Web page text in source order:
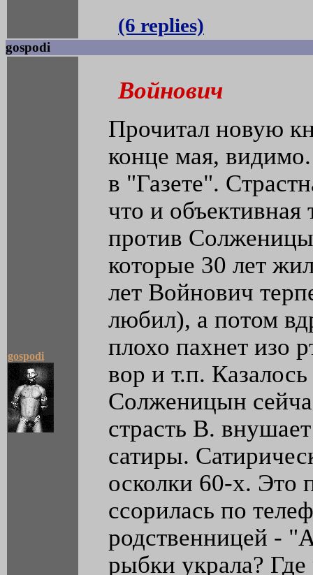
(6 replies)
gospodi
gospodi
Войнович
Прочитал новую
конце мая,
в "Газете".
что и объективная
против
которые 30 лет
лет Войнович
любил), а потом
плохо пахнет изо
вор и т.п.
Солженицын
страсть В.
сатиры.
осколки 60-х. Это
ссорилась по
родственницей -
рыбки украла?